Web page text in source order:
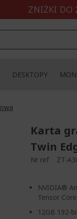
ZNIŻKI DO
DESKTOPY
Karta
Twin
Nr ref ZT-
NVIDIA®
Tensor
12GB 192-